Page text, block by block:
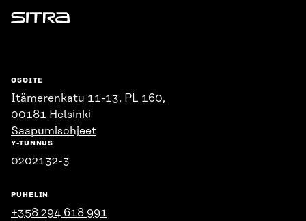
Sitra
OSOITE
Itämerenkatu 11-13, PL 160,
00181 Helsinki
Saapumisohjeet
Y-TUNNUS
0202132-3
PUHELIN
+358 294 618 991